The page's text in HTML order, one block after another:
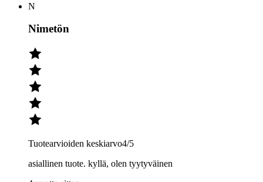
N
Nimetön
Tuotearvioiden keskiarvo4/5
asiallinen tuote. kyllä, olen tyytyväinen